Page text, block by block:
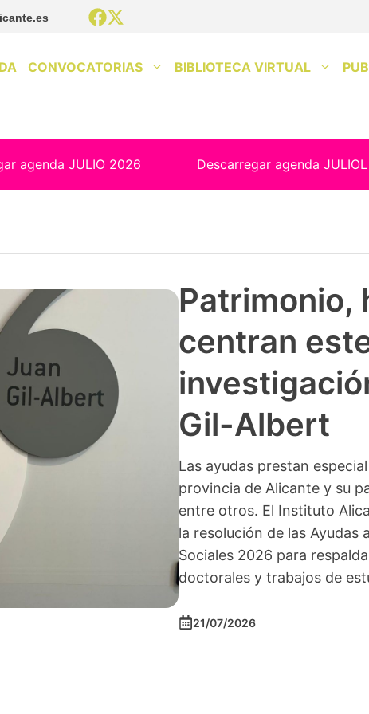
CONVOCATORIAS BIBLIOTECA VIRTUAL
agenda JULIO 2026 Descarregar agenda
Patrimonio,
centran
Gil-Albert
Las ayudas prestan
provincia de Alicante y su
entre otros. El Instituto
la resolución de las Ayudas
Sociales 2026 para
doctorales y trabajos de
21/07/2026